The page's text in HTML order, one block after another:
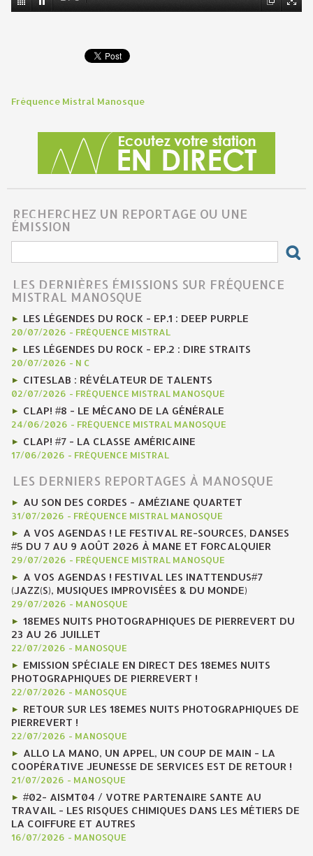
Fréquence Mistral Manosque
RECHERCHEZ UN REPORTAGE OU UNE
ÉMISSION
LES DERNIÈRES ÉMISSIONS SUR FRÉQUENCE
MISTRAL MANOSQUE
LES LÉGENDES DU ROCK - EP.1 : DEEP PURPLE
20/07/2026 - FRÉQUENCE MISTRAL
LES LÉGENDES DU ROCK - EP.2 : DIRE STRAITS
20/07/2026 - N C
CITESLAB : RÉVÉLATEUR DE TALENTS
02/07/2026 - FRÉQUENCE MISTRAL MANOSQUE
CLAP! #8 - LE MÉCANO DE LA GÉNÉRALE
24/06/2026 - FRÉQUENCE MISTRAL MANOSQUE
CLAP! #7 - LA CLASSE AMÉRICAINE
17/06/2026 - FRÉQUENCE MISTRAL
LES DERNIERS REPORTAGES À MANOSQUE
AU SON DES CORDES - AMÉZIANE QUARTET
31/07/2026 - FRÉQUENCE MISTRAL MANOSQUE
A VOS AGENDAS ! LE FESTIVAL RE-SOURCES, DANSES
#5 DU 7 AU 9 AOÛT 2026 À MANE ET FORCALQUIER
29/07/2026 - FRÉQUENCE MISTRAL MANOSQUE
A VOS AGENDAS ! FESTIVAL LES INATTENDUS#7
(JAZZ(S), MUSIQUES IMPROVISÉES & DU MONDE)
29/07/2026 - MANOSQUE
18EMES NUITS PHOTOGRAPHIQUES DE PIERREVERT DU
23 AU 26 JUILLET
22/07/2026 - MANOSQUE
EMISSION SPÉCIALE EN DIRECT DES 18EMES NUITS
PHOTOGRAPHIQUES DE PIERREVERT !
22/07/2026 - MANOSQUE
RETOUR SUR LES 18EMES NUITS PHOTOGRAPHIQUES DE
PIERREVERT !
22/07/2026 - MANOSQUE
ALLO LA MANO, UN APPEL, UN COUP DE MAIN - LA
COOPÉRATIVE JEUNESSE DE SERVICES EST DE RETOUR !
21/07/2026 - MANOSQUE
#02- AISMT04 / VOTRE PARTENAIRE SANTE AU
TRAVAIL - LES RISQUES CHIMIQUES DANS LES MÉTIERS DE
LA COIFFURE ET AUTRES
16/07/2026 - MANOSQUE